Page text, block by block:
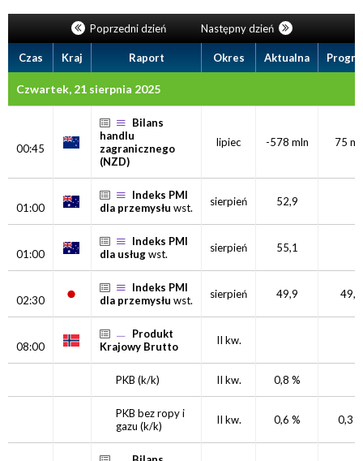
Poprzedni dzień Następny dzień
Czas Kraj Raport Okres Aktualna
Czwartek, 21 sierpnia 2025
00:45
Bilans
handlu
zagranicznego
(NZD)
lipiec -578 mln 75
01:00
Indeks PMI
dla przemysłu wst. sierpień 52,9
01:00
Indeks PMI
dla usługwst. sierpień 55,1
02:30
Indeks PMI
dla przemysłu wst. sierpień 49,9 49,2
08:00
Produkt
Krajowy Brutto
II kw.
PKB (k/k) II kw. 0,8 %
PKB bez ropy i
gazu (k/k) II kw. 0,6 % 0,3